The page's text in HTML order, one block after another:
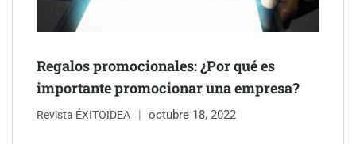
Esenzzia da la bienvenida a agosto con descuentos del 15% en
todo su catálogo de perfumes de equivalencia
Regalos promocionales: ¿Por qué es
importante promocionar una empresa?
Revista ÉXITOIDEA octubre 18, 2022